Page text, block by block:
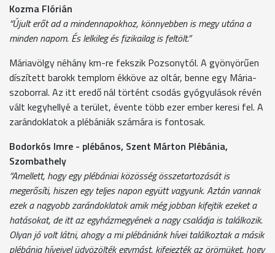
Kozma Flórián
“Újult erőt ad a mindennapokhoz, könnyebben is megy utána a
minden napom. És lelkileg és fizikailag is feltölt.”
Máriavölgy néhány km-re fekszik Pozsonytól. A gyönyörűen
díszített barokk templom ékköve az oltár, benne egy Mária-
szoborral. Az itt eredő nál történt csodás gyógyulások révén
vált kegyhellyé a terület, évente több ezer ember keresi fel. A
zarándoklatok a plébániák számára is fontosak.
Bodorkós Imre - plébános, Szent Márton Plébánia,
Szombathely
“Amellett, hogy egy plébániai közösség összetartozását is
megerősíti, hiszen egy teljes napon együtt vagyunk. Aztán vannak
ezek a nagyobb zarándoklatok amik még jobban kifejtik ezeket a
hatásokat, de itt az egyházmegyének a nagy családja is találkozik.
Olyan jó volt látni, ahogy a mi plébániánk hívei találkoztak a másik
plébánia híveivel üdvözölték egymást, kifejezték az örömüket, hogy